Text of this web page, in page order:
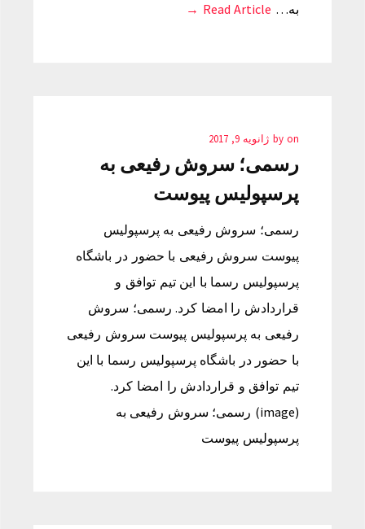
به… Read Article →
by on ژانویه 9, 2017
رسمی؛ سروش رفیعی به
پرسپولیس پیوست
رسمی؛ سروش رفیعی به پرسپولیس
پیوست سروش رفیعی با حضور در باشگاه
پرسپولیس رسما با این تیم توافق و
قراردادش را امضا کرد. رسمی؛ سروش
رفیعی به پرسپولیس پیوست سروش رفیعی
با حضور در باشگاه پرسپولیس رسما با این
تیم توافق و قراردادش را امضا کرد.
(image) رسمی؛ سروش رفیعی به
پرسپولیس پیوست